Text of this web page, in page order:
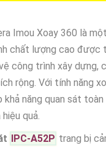
Imou Xoay 360 là
chất lượng cao được
công trình xây dựng,
rộng. Với tính năng
khả năng quan sát
quả.
IPC-A52P trang bị